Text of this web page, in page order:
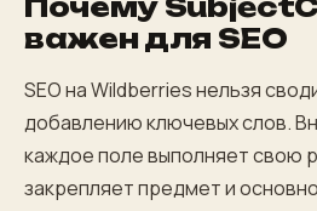
Почему
важен для SEO
SEO на Wildberries нельзя
добавлению ключевых слов.
каждое поле выполняет свою
закрепляет предмет и